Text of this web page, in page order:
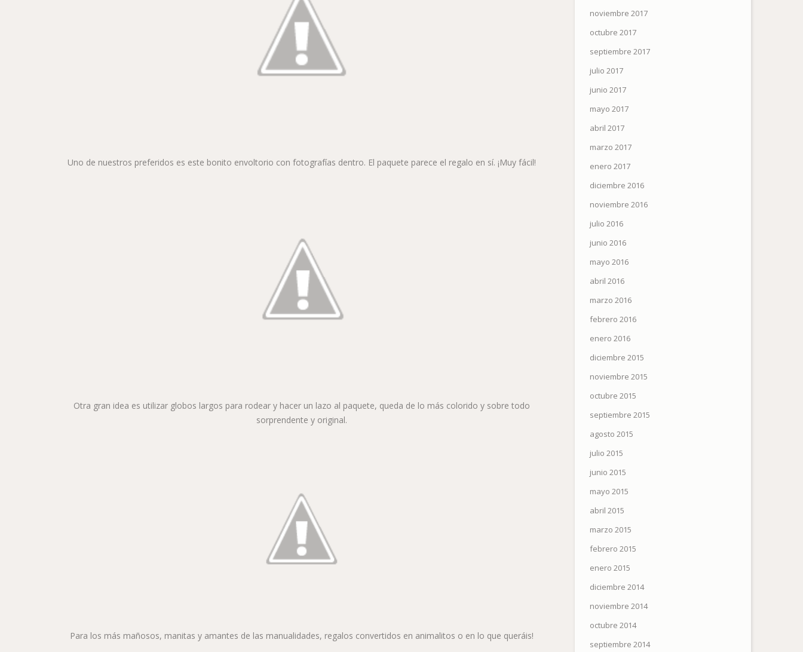
Uno de nuestros preferidos es este bonito envoltorio con fotografías dentro. El paquete parece el regalo en sí. ¡Muy fácil!
Otra gran idea es utilizar globos largos para rodear y hacer un lazo al paquete, queda de lo más colorido y sobre todo
sorprendente y original.
Para los más mañosos, manitas y amantes de las manualidades, regalos convertidos en animalitos o en lo que queráis!
noviembre 2017
octubre 2017
septiembre 2017
julio 2017
junio 2017
mayo 2017
abril 2017
marzo 2017
enero 2017
diciembre 2016
noviembre 2016
julio 2016
junio 2016
mayo 2016
abril 2016
marzo 2016
febrero 2016
enero 2016
diciembre 2015
noviembre 2015
octubre 2015
septiembre 2015
agosto 2015
julio 2015
junio 2015
mayo 2015
abril 2015
marzo 2015
febrero 2015
enero 2015
diciembre 2014
noviembre 2014
octubre 2014
septiembre 2014